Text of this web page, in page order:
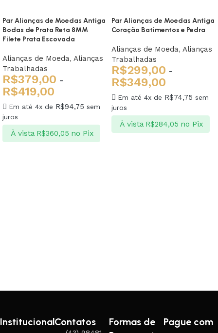
Par Alianças de Moedas Antiga
Bodas de Prata Reta 8MM
Filete Prata Escovada
Alianças de Moeda, Alianças
Trabalhadas
R$379,00 -
R$419,00
Em até 4x de R$94,75 sem
juros
À vista R$360,05 no Pix
Par Alianças de Moedas Antiga
Coração Batimentos e Pedra
Alianças de Moeda, Alianças
Trabalhadas
R$299,00 -
R$349,00
Em até 4x de R$74,75 sem
juros
À vista R$284,05 no Pix
InstitucionalContatos
Formas de
Pague com